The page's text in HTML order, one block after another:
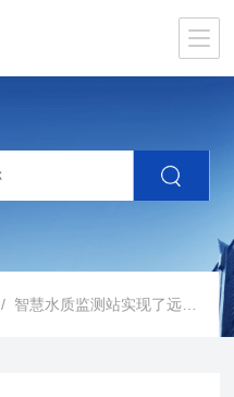
/ 智慧水质监测站实现了远程监控和管理